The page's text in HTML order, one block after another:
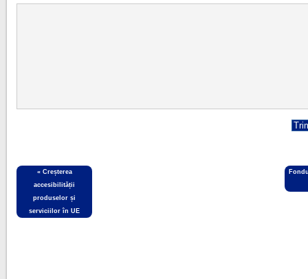
« Creșterea
accesibilității
produselor și
serviciilor în UE